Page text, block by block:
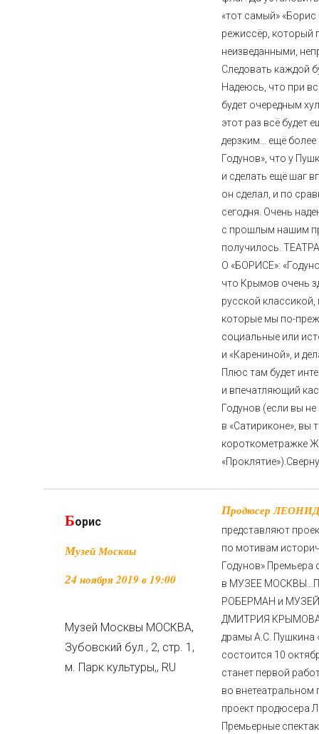
«тот самый»
режиссёр, который
неизведанными,
Следовать каждой
Надеюсь, что при
будет очередным
этот раз всё будет
дерзким… ещё
Годунов», что у
и сделать ещё шаг
он сделал, и по
сегодня. Очень
с прошлым нашим
получилось.
О «БОРИСЕ»:
что Крымов очень
русской классикой,
которые мы по-
социальные или
и «Карениной», и
Плюс там будет
и впечатляющий
Годунов (если вы
в «Сатириконе», вы
короткометражке
«Проклятие»).
Борис
Музей Москвы
24 ноября 2019 в 19:00
Музей Москвы МОСКВА,
Зубовский бул., 2, стр. 1,
м. Парк культуры,, RU
Продюсер ЛЕОНИД РОБЕРМАН и МУЗЕЙ МОСКВЫ
представляют
по мотивам
Годунов» Премьера
в МУЗЕЕ МОСКВЫ…
РОБЕРМАН и МУЗЕЙ
ДМИТРИЯ КРЫМОВА
драмы А.С. Пушкина
состоится 10
станет первой
во внетеатральном
проект продюсера
Премьерные